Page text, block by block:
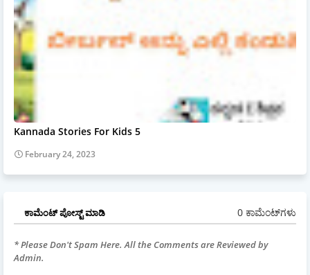
Kannada Stories For Kids 5
February 24, 2023
ಕಾಮೆಂಟ್‌‌ ಪೋಸ್ಟ್‌ ಮಾಡಿ 0 ಕಾಮೆಂಟ್‌ಗಳು
* Please Don't Spam Here. All the Comments are Reviewed by
Admin.